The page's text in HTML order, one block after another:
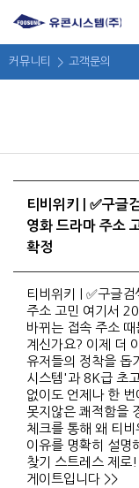
커뮤니티 고객문의
티비위키 | ✅구글
영화 드라마 주소
확정
티비위키 | ✅구글
주소 고민 여기서
바뀌는 접속 주소
계신가요? 이제 더
유저들의 정착을 돕
시스템'과 8K급 초
없이도 언제나 한
못지않은 쾌적함을
체크를 통해 왜 티
이유를 명확히 설
찾기 스트레스 제로
게이트입니다